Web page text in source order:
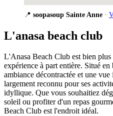
📍 soopasoup Sainte Anne ·
L'anasa beach club
L'Anasa Beach Club est bien
expérience à part entière. Situé
ambiance décontractée et une
largement reconnu pour ses
idyllique. Que vous souhaitiez
soleil ou profiter d'un repas
Beach Club est l'endroit idéal.